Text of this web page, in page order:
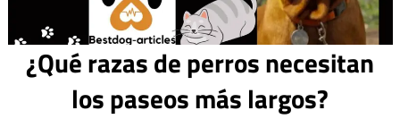
¿Qué razas de perros necesitan
los paseos más largos?